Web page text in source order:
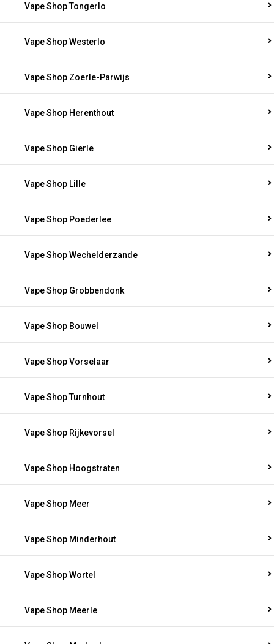
Vape Shop Tongerlo
Vape Shop Westerlo
Vape Shop Zoerle-Parwijs
Vape Shop Herenthout
Vape Shop Gierle
Vape Shop Lille
Vape Shop Poederlee
Vape Shop Wechelderzande
Vape Shop Grobbendonk
Vape Shop Bouwel
Vape Shop Vorselaar
Vape Shop Turnhout
Vape Shop Rijkevorsel
Vape Shop Hoogstraten
Vape Shop Meer
Vape Shop Minderhout
Vape Shop Wortel
Vape Shop Meerle